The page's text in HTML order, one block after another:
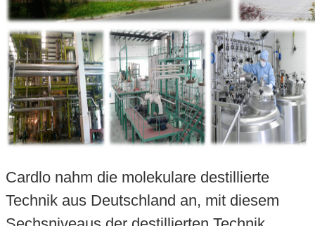
Cardlo nahm die molekulare destillierte
Technik aus Deutschland an, mit diesem